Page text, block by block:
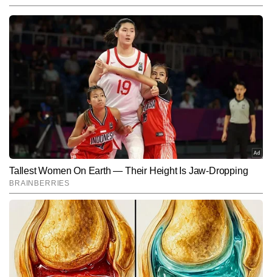
आलोक कुमार राव AUTHOR
19 वर्षों से मीडिया जगत में सक्रिय आलोक राव ने प्रिंट, न्यूज एजेंसी, टीवी और
डिजिटल चारों ही माध्यमों में काम किया है। इस लंबे अनुभव ने उन्हें समाचारों की
समझ, प्रेजेंटेशन, डिटेलिंग और न्यूजरूम डायनेमिक्स में असाधारण दक्षता प्रदान की
है। राष्ट्रीय एवं अंतरराष्ट्रीय घटनाक्रमों में विशेष रुचि रखने के साथ-साथ जियो-
पॉलिटिक्स एवं डिफेंस की स्टोरीज में इनकी खासी दिलचस्पी है। आलोक ने अलग-
अलग माध्यमों में काम करते हुए समाचारों की समझ, प्रस्तुति और विश्लेषण में मजबूत
दक्षता विकसित की है और अब तक 25,000 से अधिक आर्टिकल तैयार कर चुके
हैं। तथ्यों की गहन जांच, मजबूत न्यूज सेंस और तेज निर्णय क्षमता उनकी पत्रकारिता
की प्रमुख खासियतें हैं।
Follow Us:
Subscribe to our daily Newsletter!
SUBMIT